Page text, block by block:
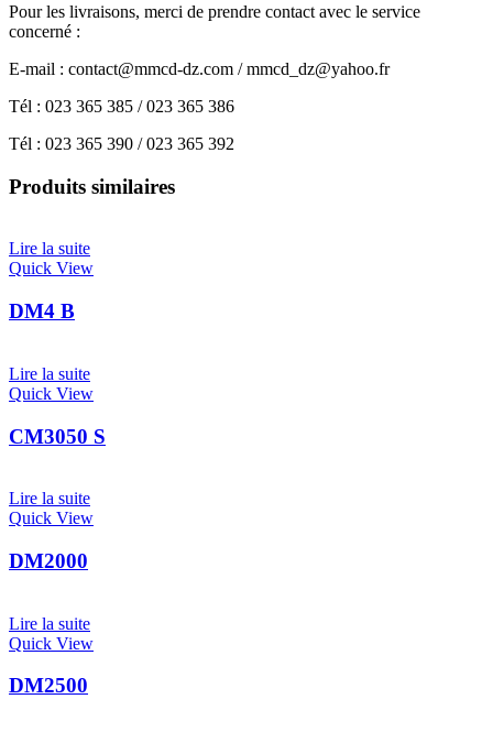
Pour les livraisons, merci de prendre contact avec le service
concerné :
E-mail : contact@mmcd-dz.com / mmcd_dz@yahoo.fr
Tél : 023 365 385 / 023 365 386
Tél : 023 365 390 / 023 365 392
Produits similaires
Lire la suite
Quick View
DM4 B
Lire la suite
Quick View
CM3050 S
Lire la suite
Quick View
DM2000
Lire la suite
Quick View
DM2500